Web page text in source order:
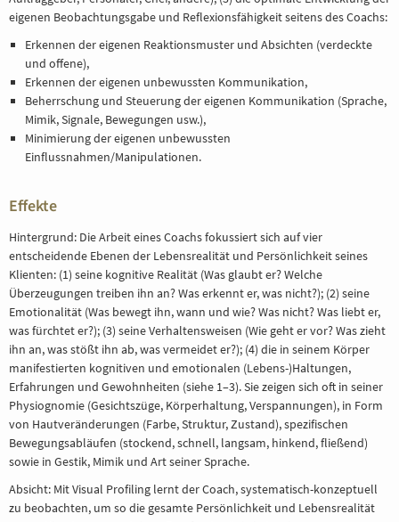
eigenen Beobachtungsgabe und Reflexionsfähigkeit seitens des Coachs:
Erkennen der eigenen Reaktionsmuster und Absichten (verdeckte
und offene),
Erkennen der eigenen unbewussten Kommunikation,
Beherrschung und Steuerung der eigenen Kommunikation (Sprache,
Mimik, Signale, Bewegungen usw.),
Minimierung der eigenen unbewussten
Einflussnahmen/Manipulationen.
Effekte
Hintergrund: Die Arbeit eines Coachs fokussiert sich auf vier
entscheidende Ebenen der Lebensrealität und Persönlichkeit seines
Klienten: (1) seine kognitive Realität (Was glaubt er? Welche
Überzeugungen treiben ihn an? Was erkennt er, was nicht?); (2) seine
Emotionalität (Was bewegt ihn, wann und wie? Was nicht? Was liebt er,
was fürchtet er?); (3) seine Verhaltensweisen (Wie geht er vor? Was zieht
ihn an, was stößt ihn ab, was vermeidet er?); (4) die in seinem Körper
manifestierten kognitiven und emotionalen (Lebens-)Haltungen,
Erfahrungen und Gewohnheiten (siehe 1–3). Sie zeigen sich oft in seiner
Physiognomie (Gesichtszüge, Körperhaltung, Verspannungen), in Form
von Hautveränderungen (Farbe, Struktur, Zustand), spezifischen
Bewegungsabläufen (stockend, schnell, langsam, hinkend, fließend)
sowie in Gestik, Mimik und Art seiner Sprache.
Absicht: Mit Visual Profiling lernt der Coach, systematisch-konzeptuell
zu beobachten, um so die gesamte Persönlichkeit und Lebensrealität